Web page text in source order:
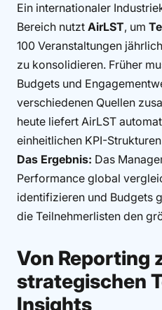
Ein internationaler
Bereich nutzt AirLST, um
100 Veranstaltungen
zu konsolidieren. Früher
Budgets und
verschiedenen Quellen
heute liefert AirLST
einheitlichen KPI-
Das Ergebnis: Das
Performance global
identifizieren und Budgets
die Teilnehmerlisten den
Von Reporting
strategischen
Insights